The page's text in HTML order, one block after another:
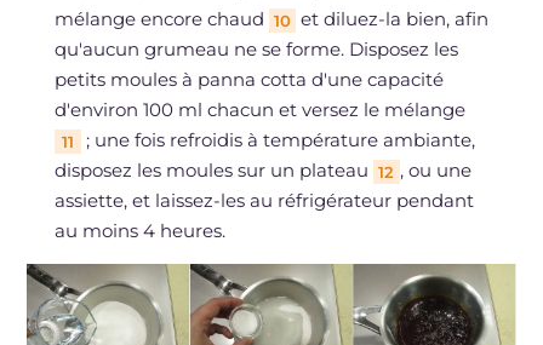
mélange encore chaud 10 et diluez-la bien, afin
qu'aucun grumeau ne se forme. Disposez les
petits moules à panna cotta d'une capacité
d'environ 100 ml chacun et versez le mélange
11
; une fois refroidis à température ambiante,
disposez les moules sur un plateau 12 , ou une
assiette, et laissez-les au réfrigérateur pendant
au moins 4 heures.